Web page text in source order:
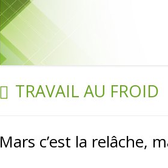
ÉTIQUETTE :
TRAVAIL AU FROID
Mars c’est la relâche,